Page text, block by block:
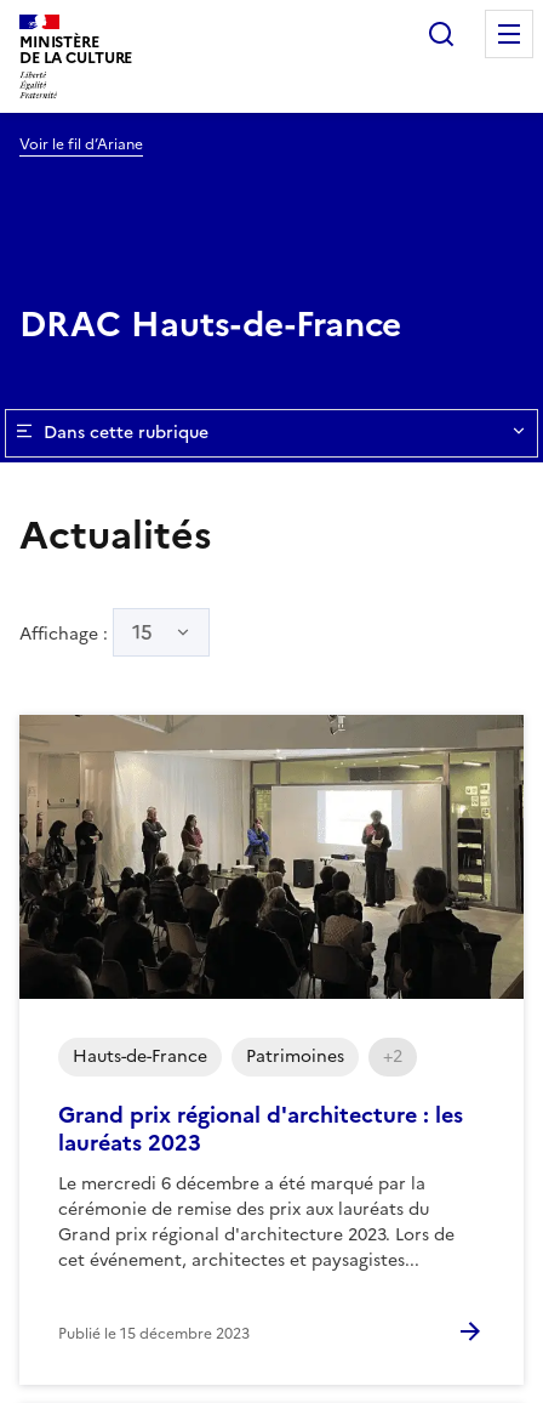
MINISTÈRE
DE LA CULTURE
Voir le fil d’Ariane
DRAC Hauts-de-France
Dans cette rubrique
Actualités
Affichage : 15
Grand prix régional d'architecture : les
lauréats 2023
Le mercredi 6 décembre a été marqué par la
cérémonie de remise des prix aux lauréats du
Grand prix régional d'architecture 2023. Lors de
cet événement, architectes et paysagistes...
Hauts-de-France Patrimoines +2
Publié le15 décembre 2023